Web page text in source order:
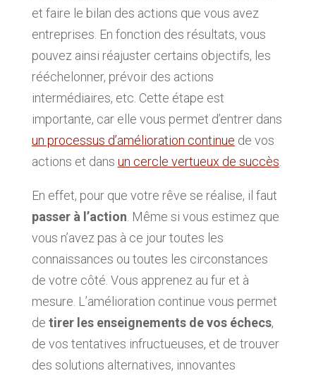
et faire le bilan des actions que vous avez
entreprises. En fonction des résultats, vous
pouvez ainsi réajuster certains objectifs, les
rééchelonner, prévoir des actions
intermédiaires, etc. Cette étape est
importante, car elle vous permet d’entrer dans
un processus d’amélioration continue de vos
actions et dans un cercle vertueux de succès.
En effet, pour que votre rêve se réalise, il faut
passer à l’action. Même si vous estimez que
vous n’avez pas à ce jour toutes les
connaissances ou toutes les circonstances
de votre côté. Vous apprenez au fur et à
mesure. L’amélioration continue vous permet
de tirer les enseignements de vos échecs,
de vos tentatives infructueuses, et de trouver
des solutions alternatives, innovantes